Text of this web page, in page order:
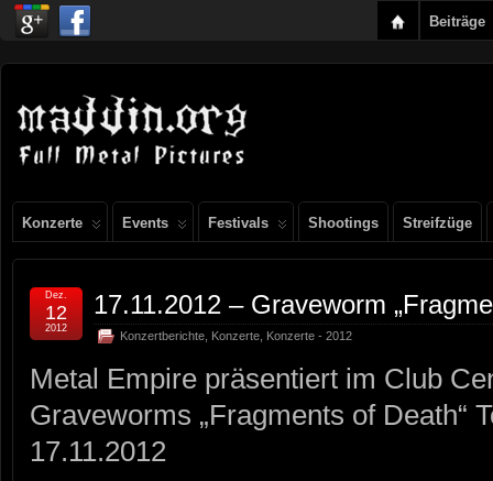
Beiträge
Konzerte Events Festivals Shootings Streifzüge
17.11.2012 – Graveworm
Konzertberichte Konzerte Konzerte - 2012
Dez.
12
2012
Metal Empire präsentiert im Club
Graveworms „Fragments of Death“
17.11.2012